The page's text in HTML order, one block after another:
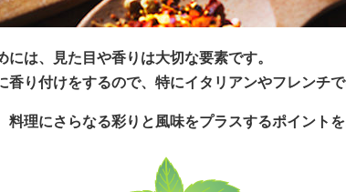
は、見た目や香りは大切な要素です。
香り付けをするので、特にイタリアンやフレンチで
料理にさらなる彩りと風味をプラスするポイントを